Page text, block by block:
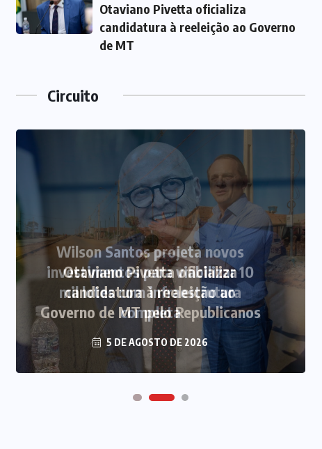
Otaviano Pivetta oficializa
candidatura à reeleição ao Governo
de MT
Circuito
Otaviano Pivetta oficializa
candidatura à reeleição ao
Governo de MT pelo Republicanos
5 DE AGOSTO DE 2026